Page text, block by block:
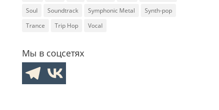
Soul
Soundtrack Symphonic Metal
Synth-pop
Trance
Trip Hop Vocal
Мы в соцсетях